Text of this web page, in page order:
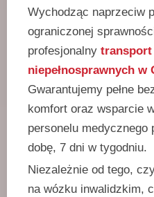
Wychodząc naprzeciw
ograniczonej
profesjonalny transport
niepełnosprawnych w
Gwarantujemy pełne
komfort oraz wsparcie
personelu medycznego
dobę, 7 dni w tygodniu.
Niezależnie od tego,
na wózku inwalidzkim,